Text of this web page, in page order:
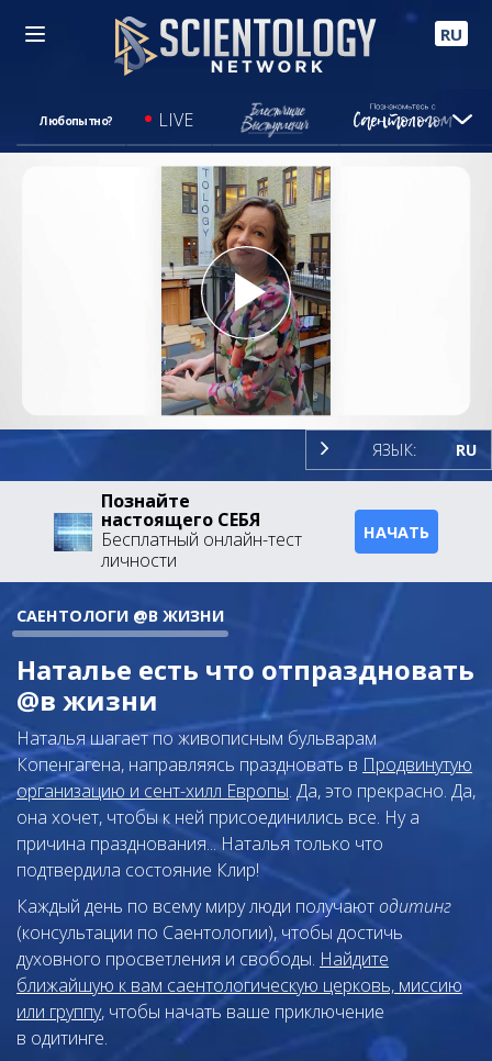
RU
Любопытно? LIVE
Play
Video
ЯЗЫК: RU
Познайте
настоящего СЕБЯ
Бесплатный онлайн-тест
личности
НАЧАТЬ
САЕНТОЛОГИ @В ЖИЗНИ
Наталье есть что отпраздновать
@в жизни
Наталья шагает по живописным бульварам
Копенгагена, направляясь праздновать в Продвинутую
организацию и сент-хилл Европы. Да, это прекрасно. Да,
она хочет, чтобы к ней присоединились все. Ну а
причина празднования... Наталья только что
подтвердила состояние Клир!
Каждый день по всему миру люди получаютодитинг
(консультации по Саентологии), чтобы достичь
духовного просветления и свободы. Найдите
ближайшую к вам саентологическую церковь, миссию
или группу, чтобы начать ваше приключение
в одитинге.